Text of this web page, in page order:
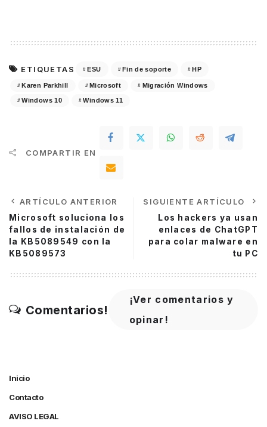
ETIQUETAS ESU Fin de soporte HP
Karen Parkhill Microsoft Migración Windows
Windows 10 Windows 11
COMPARTIR EN
ARTÍCULO ANTERIOR
Microsoft soluciona los
fallos de instalación de
la KB5089549 con la
KB5089573
SIGUIENTE ARTÍCULO
Los hackers ya usan
enlaces de ChatGPT
para colar malware en
tu PC
Comentarios!
¡Ver comentarios y
opinar!
Inicio
Contacto
AVISO LEGAL